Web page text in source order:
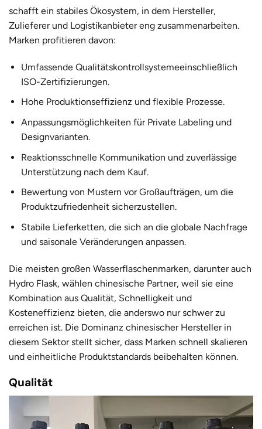
schafft ein stabiles Ökosystem, in dem Hersteller,
Zulieferer und Logistikanbieter eng zusammenarbeiten.
Marken profitieren davon:
Umfassende Qualitätskontrollsystemeeinschließlich
ISO-Zertifizierungen.
Hohe Produktionseffizienz und flexible Prozesse.
Anpassungsmöglichkeiten für Private Labeling und
Designvarianten.
Reaktionsschnelle Kommunikation und zuverlässige
Unterstützung nach dem Kauf.
Bewertung von Mustern vor Großaufträgen, um die
Produktzufriedenheit sicherzustellen.
Stabile Lieferketten, die sich an die globale Nachfrage
und saisonale Veränderungen anpassen.
Die meisten großen Wasserflaschenmarken, darunter auch
Hydro Flask, wählen chinesische Partner, weil sie eine
Kombination aus Qualität, Schnelligkeit und
Kosteneffizienz bieten, die anderswo nur schwer zu
erreichen ist. Die Dominanz chinesischer Hersteller in
diesem Sektor stellt sicher, dass Marken schnell skalieren
und einheitliche Produktstandards beibehalten können.
Qualität